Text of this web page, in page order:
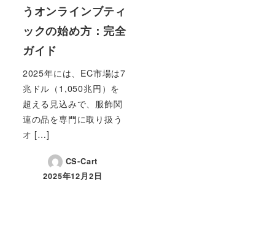
うオンラインブティ
ックの始め方：完全
ガイド
2025年には、EC市場は7
兆ドル（1,050兆円）を
超える見込みで、服飾関
連の品を専門に取り扱う
オ […]
CS-Cart
投稿日
2025年12月2日